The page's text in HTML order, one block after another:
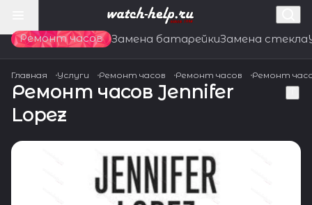
Ремонт часов Замена батарейкиЗамена стекла
Главная Услуги Ремонт часов Ремонт часов Ремонт
Ремонт часов Jennifer
Lopez